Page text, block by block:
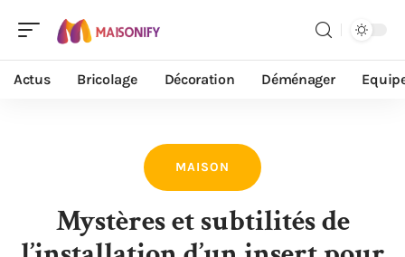
Actus Bricolage Décoration Déménager
MAISON
Mystères et subtilités de